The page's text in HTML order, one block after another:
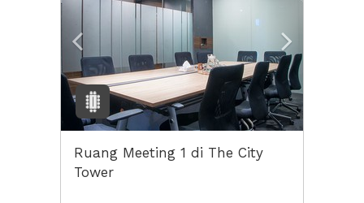
Ruang Meeting 1 di The City
Tower